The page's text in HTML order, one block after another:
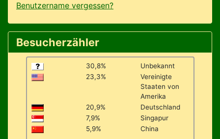
Benutzername vergessen?
Besucherzähler
30,8%
Unbekannt
23,3%
Vereinigte
Staaten von
Amerika
20,9%
Deutschland
7,9%
Singapur
5,9%
China